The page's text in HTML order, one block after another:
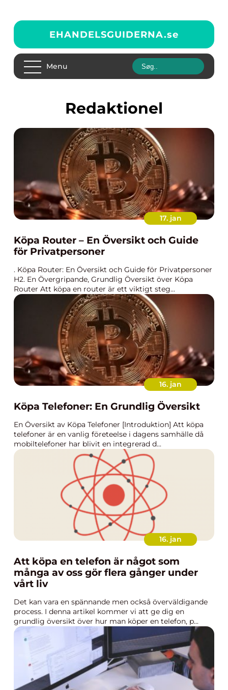
EHANDELSGUIDERNA.se
Menu
redaktionel
17. jan
Köpa Router – En Översikt och Guide
för Privatpersoner
. Köpa Router: En Översikt och Guide för Privatpersoner
H2. En Övergripande, Grundlig Översikt över Köpa
Router Att köpa en router är ett viktigt steg...
16. jan
Köpa Telefoner: En Grundlig Översikt
En Översikt av Köpa Telefoner [Introduktion] Att köpa
telefoner är en vanlig företeelse i dagens samhälle då
mobiltelefoner har blivit en integrerad d...
16. jan
Att köpa en telefon är något som
många av oss gör flera gånger under
vårt liv
Det kan vara en spännande men också överväldigande
process. I denna artikel kommer vi att ge dig en
grundlig översikt över hur man köper en telefon, p...